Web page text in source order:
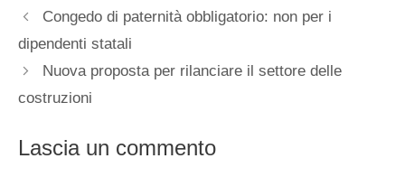
Congedo di paternità obbligatorio: non per i
dipendenti statali
Nuova proposta per rilanciare il settore delle
costruzioni
Lascia un commento